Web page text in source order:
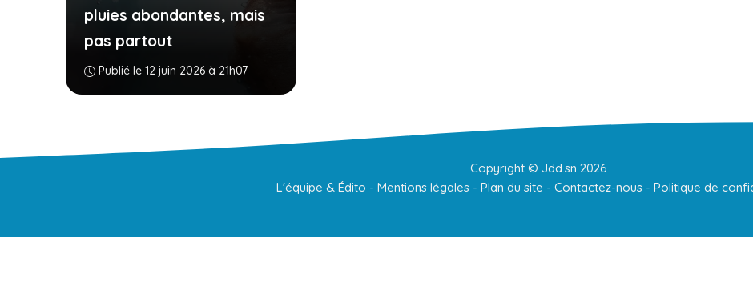
pluies abondantes, mais
pas partout
Publié le 12 juin 2026 à 21h07
Copyright © Jdd.sn 2026
L'équipe & Édito - Mentions légales - Plan du site - Contactez-nous - Politique de